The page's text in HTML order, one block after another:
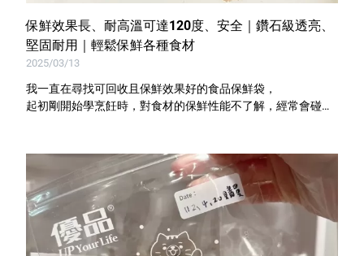
保鮮效果長、耐高溫可達120度、安全｜鑽石級透亮、
堅固耐用｜輕鬆保鮮各種食材
2025/03/13
我一直在尋找可回收且保鮮效果好的食品保鮮袋，
起初剛開始學烹飪時，對食材的保鮮性能不了解，經常會碰到